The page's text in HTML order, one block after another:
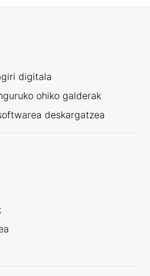
digitala
ohiko galderak
deskargatzea